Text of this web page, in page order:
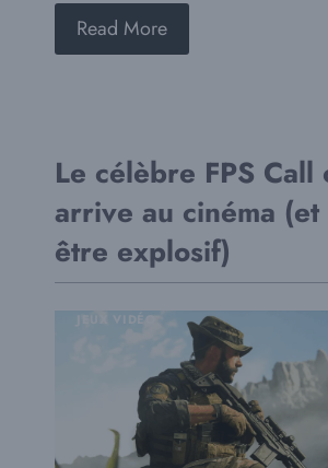
Read More
Le célèbre FPS Call
arrive au cinéma (et
être explosif)
JEUX VIDÉO